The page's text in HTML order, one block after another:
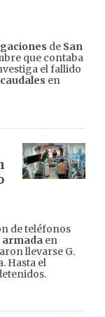
de San
que contaba
el fallido
en
de teléfonos
armada en
llevarse G.
Hasta el